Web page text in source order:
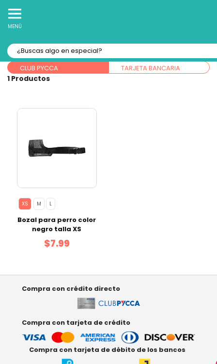
MENÚ
Forma de pago:
CLUB PYCCA TARJETA BANCARIA
1
XS M L
Bozal para perro color
negro talla XS
$7.99
Compra con crédito directo
Compra con tarjeta de crédito
Compra con tarjeta de débito de los bancos